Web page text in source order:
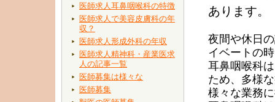
医師求人耳鼻咽喉科の特徴
医師求人で美容皮膚科の年
収？
医師求人形成外科の年収
医師求人精神科・産業医求
人の記事一覧
医師募集は様々な
医師募集
あります。
夜間や休日
イベートの
耳鼻咽喉科
ため、多様
様々な業務